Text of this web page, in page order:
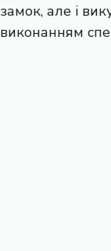
замок, але і
виконанням